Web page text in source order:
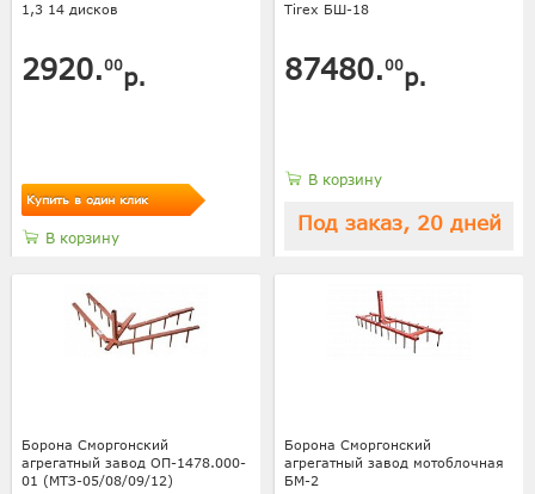
1,3 14 дисков
2920.00р.
Купить в один клик
В корзину
Tirex БШ-18
87480.00р.
В корзину
Под заказ, 20 дней
Борона Сморгонский
агрегатный завод ОП-1478.000-
01 (МТЗ-05/08/09/12)
Борона Сморгонский
агрегатный завод мотоблочная
БМ-2